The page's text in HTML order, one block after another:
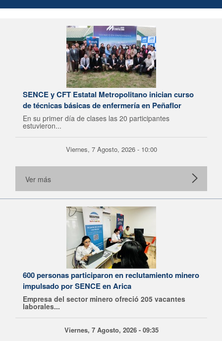
SENCE y CFT Estatal Metropolitano inician curso
de técnicas básicas de enfermería en Peñaflor
En su primer día de clases las 20 participantes
estuvieron...
Viernes, 7 Agosto, 2026 - 10:00
Ver más
600 personas participaron en reclutamiento minero
impulsado por SENCE en Arica
Empresa del sector minero ofreció 205 vacantes
laborales...
Viernes, 7 Agosto, 2026 - 09:35